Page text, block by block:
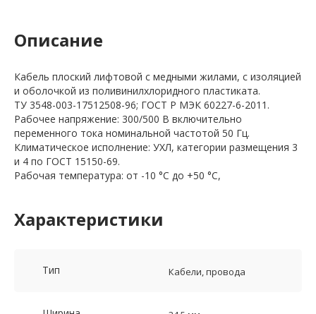
Описание
Кабель плоский лифтовой с медными жилами, с изоляцией
и оболочкой из поливинилхлоридного пластиката.
ТУ 3548-003-17512508-96; ГОСТ Р МЭК 60227-6-2011.
Рабочее напряжение: 300/500 В включительно
переменного тока номинальной частотой 50 Гц.
Климатическое исполнение: УХЛ, категории размещения 3
и 4 по ГОСТ 15150-69.
Рабочая температура: от -10 °С до +50 °С,
Характеристики
Тип Кабели, провода